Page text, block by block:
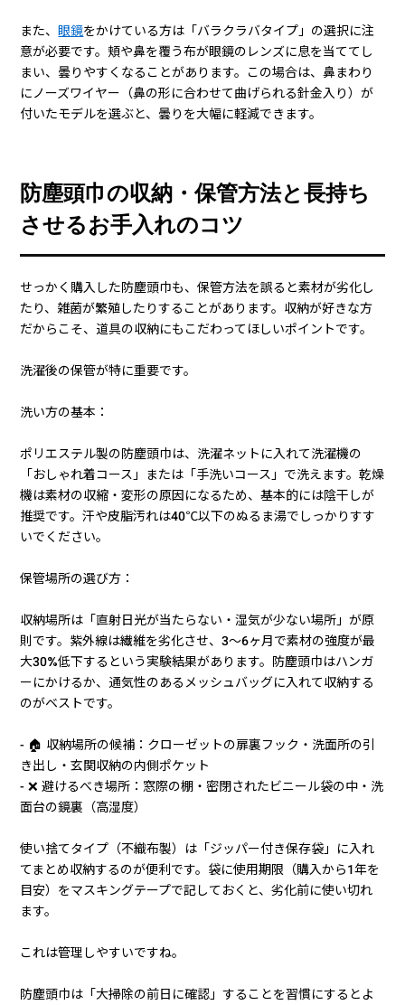
また、眼鏡をかけている方は「バラクラバタイプ」の選択に注
意が必要です。頬や鼻を覆う布が眼鏡のレンズに息を当ててし
まい、曇りやすくなることがあります。この場合は、鼻まわり
にノーズワイヤー（鼻の形に合わせて曲げられる針金入り）が
付いたモデルを選ぶと、曇りを大幅に軽減できます。
防塵頭巾の収納・保管方法と長持ち
させるお手入れのコツ
せっかく購入した防塵頭巾も、保管方法を誤ると素材が劣化し
たり、雑菌が繁殖したりすることがあります。収納が好きな方
だからこそ、道具の収納にもこだわってほしいポイントです。
洗濯後の保管が特に重要です。
洗い方の基本：
ポリエステル製の防塵頭巾は、洗濯ネットに入れて洗濯機の
「おしゃれ着コース」または「手洗いコース」で洗えます。乾燥
機は素材の収縮・変形の原因になるため、基本的には陰干しが
推奨です。汗や皮脂汚れは40℃以下のぬるま湯でしっかりすす
いでください。
保管場所の選び方：
収納場所は「直射日光が当たらない・湿気が少ない場所」が原
則です。紫外線は繊維を劣化させ、3〜6ヶ月で素材の強度が最
大30%低下するという実験結果があります。防塵頭巾はハンガ
ーにかけるか、通気性のあるメッシュバッグに入れて収納する
のがベストです。
- 🏠 収納場所の候補：クローゼットの扉裏フック・洗面所の引
き出し・玄関収納の内側ポケット
- ❌ 避けるべき場所：窓際の棚・密閉されたビニール袋の中・洗
面台の鏡裏（高湿度）
使い捨てタイプ（不織布製）は「ジッパー付き保存袋」に入れ
てまとめ収納するのが便利です。袋に使用期限（購入から1年を
目安）をマスキングテープで記しておくと、劣化前に使い切れ
ます。
これは管理しやすいですね。
防塵頭巾は「大掃除の前日に確認」することを習慣にするとよ